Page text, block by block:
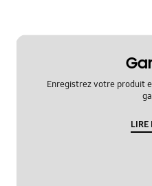
Enregistrez votre produit
LIRE